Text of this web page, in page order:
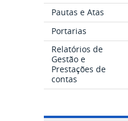
Pautas e Atas
Portarias
Relatórios de
Gestão e
Prestações de
contas